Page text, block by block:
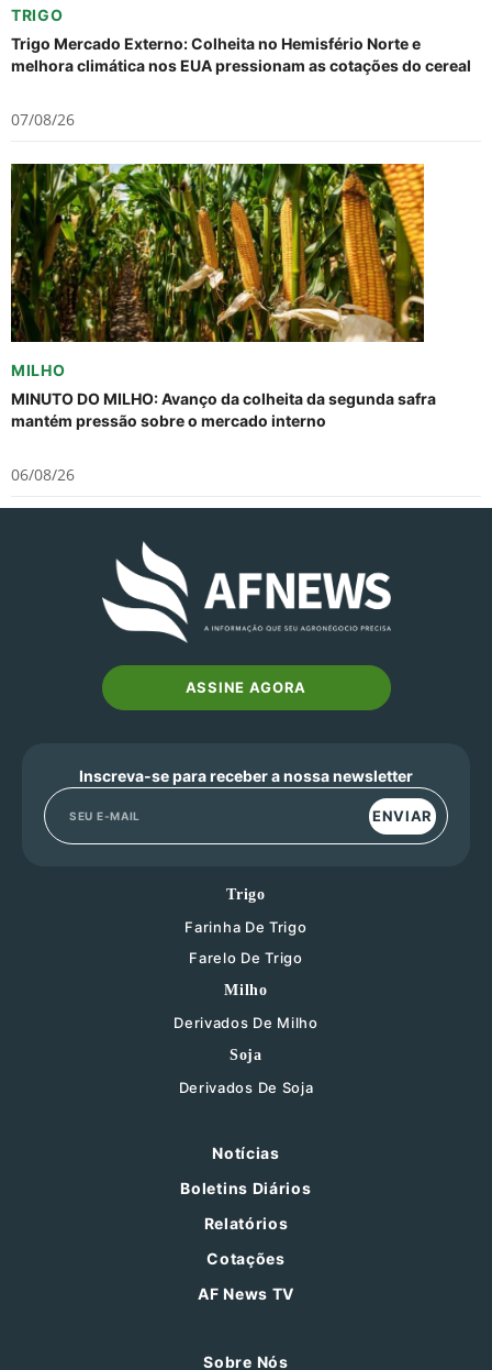
TRIGO
Trigo Mercado Externo: Colheita no Hemisfério Norte e
melhora climática nos EUA pressionam as cotações do cereal
07/08/26
MILHO
MINUTO DO MILHO: Avanço da colheita da segunda safra
mantém pressão sobre o mercado interno
06/08/26
ASSINE AGORA
Inscreva-se para receber a nossa newsletter
ENVIAR
Trigo
Farinha De Trigo
Farelo De Trigo
Milho
Derivados De Milho
Soja
Derivados De Soja
Notícias
Boletins Diários
Relatórios
Cotações
AF News TV
Sobre Nós